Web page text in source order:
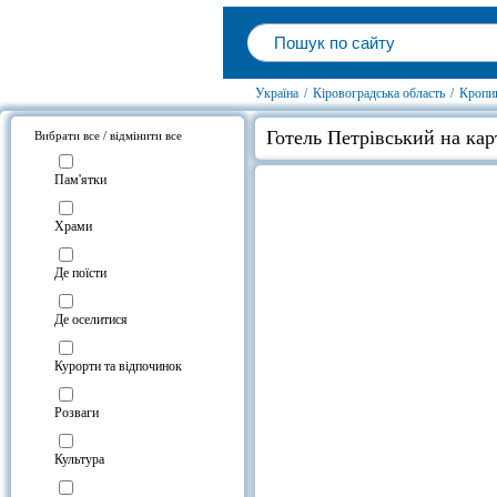
Україна / Кіровоградська область /
Вибрати все / відмінити все
Пам'ятки
Храми
Де поїсти
Де оселитися
Курорти та відпочинок
Розваги
Культура
Готель Петрівський на